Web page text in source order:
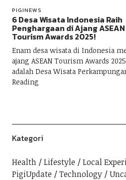
PIGINEWS
6 Desa Wisata Indonesia Raih
Penghargaan di Ajang ASEAN
Tourism Awards 2025!
Enam desa wisata di Indonesia
ajang ASEAN Tourism Awards
adalah Desa Wisata
Reading
Kategori
Health Lifestyle Local
PigiUpdate
Technology